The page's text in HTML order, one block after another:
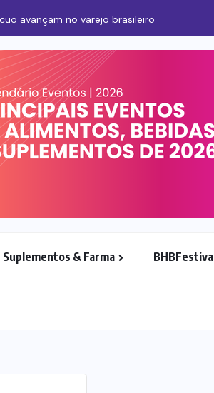
avançam no varejo brasileiro
Suplementos & Farma BHBFestival